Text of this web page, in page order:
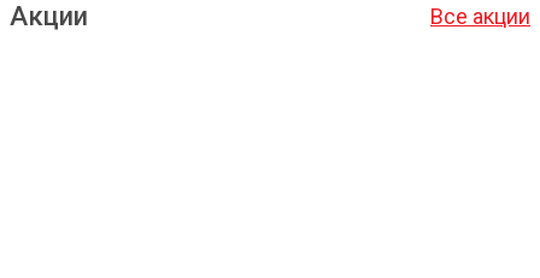
Акции Все акции